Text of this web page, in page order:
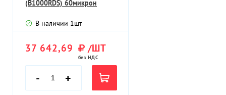
(B1000RDS) 60микрон
В наличии 1шт
37 642,69 /ШТ
без НДС
- +